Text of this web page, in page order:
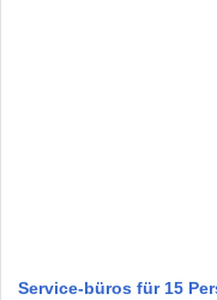
Service-büros für 15